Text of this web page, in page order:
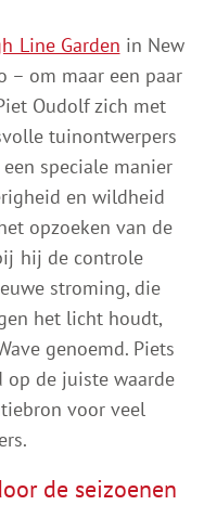
Line Garden in New
– om maar een paar
Oudolf zich met
tuinontwerpers
speciale manier
en wildheid
opzoeken van de
hij de controle
stroming, die
het licht houdt,
genoemd. Piets
de juiste waarde
voor veel
de seizoenen